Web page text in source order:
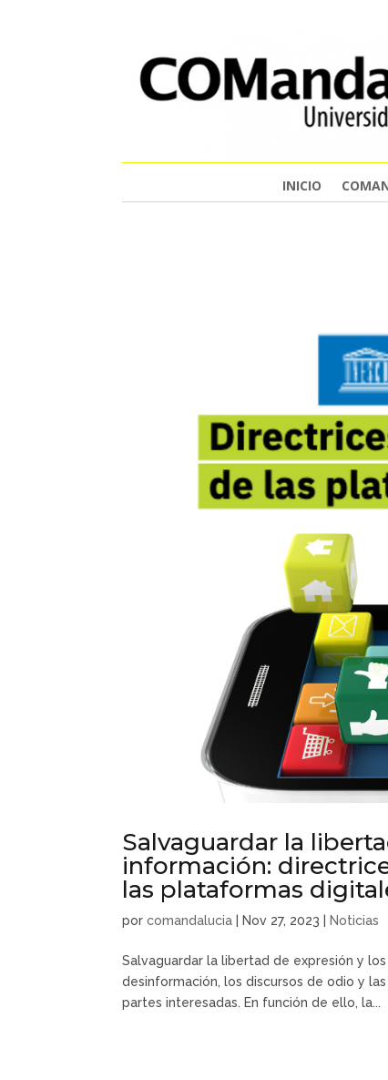
INICIO
Salvaguardar la
información:
las plataformas
porcomandalucia Nov 27, 2023 Noticias
Salvaguardar la libertad de expresión y
desinformación, los discursos de odio y
partes interesadas. En función de ello, la...